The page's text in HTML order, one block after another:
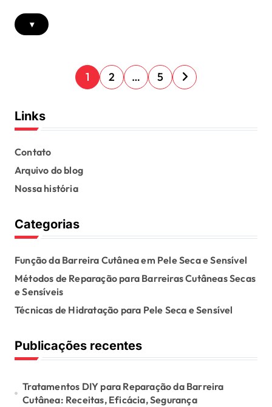
▾
P
o
t
p
a
i
n
a
i
n
1 2 … 5
Links
Contato
Arquivo do blog
Nossa história
Categorias
Função da Barreira Cutânea em Pele Seca e Sensível
Métodos de Reparação para Barreiras Cutâneas Secas
e Sensíveis
Técnicas de Hidratação para Pele Seca e Sensível
Publicações recentes
Tratamentos DIY para Reparação da Barreira
Cutânea: Receitas, Eficácia, Segurança